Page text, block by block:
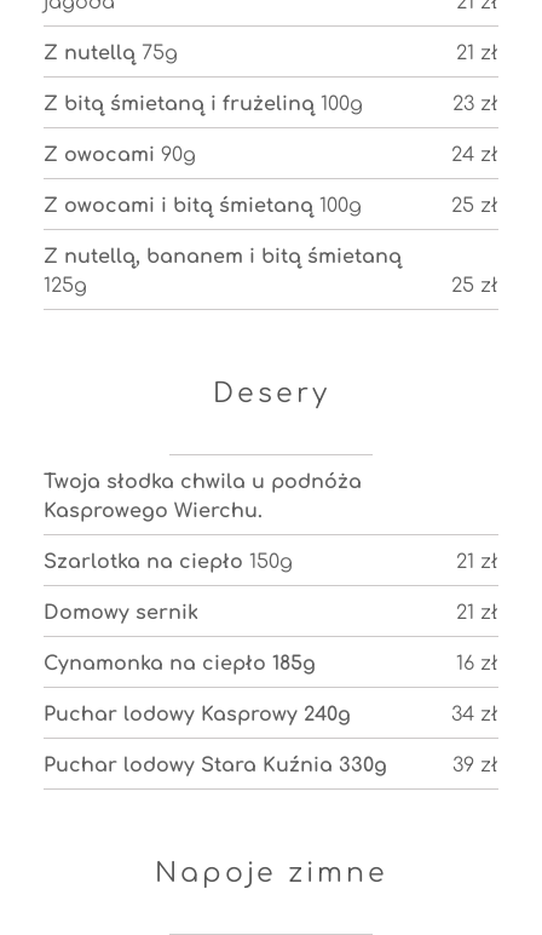
Z nutellą 75g 21 zł
Z bitą śmietaną i frużeliną 100g 23 zł
Z owocami 90g 24 zł
Z owocami i bitą śmietaną 100g 25 zł
Z nutellą, bananem i bitą śmietaną
125g
25 zł
Desery
Twoja słodka chwila u podnóża
Kasprowego Wierchu.
Szarlotka na ciepło 150g 21 zł
Domowy sernik 21 zł
Cynamonka na ciepło 185g 16 zł
Puchar lodowy Kasprowy 240g 34 zł
Puchar lodowy Stara Kuźnia 330g 39 zł
Napoje zimne